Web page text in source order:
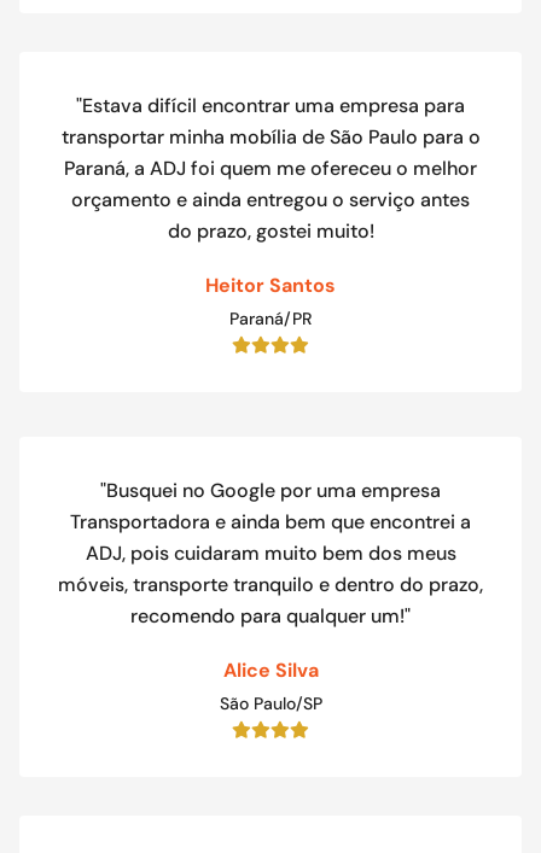
"Estava difícil encontrar uma empresa para
transportar minha mobília de São Paulo para o
Paraná, a ADJ foi quem me ofereceu o melhor
orçamento e ainda entregou o serviço antes
do prazo, gostei muito!
Heitor Santos
Paraná/PR
"Busquei no Google por uma empresa
Transportadora e ainda bem que encontrei a
ADJ, pois cuidaram muito bem dos meus
móveis, transporte tranquilo e dentro do prazo,
recomendo para qualquer um!"
Alice Silva
São Paulo/SP